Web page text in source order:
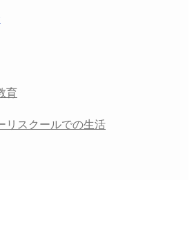
育
リスクールでの生活